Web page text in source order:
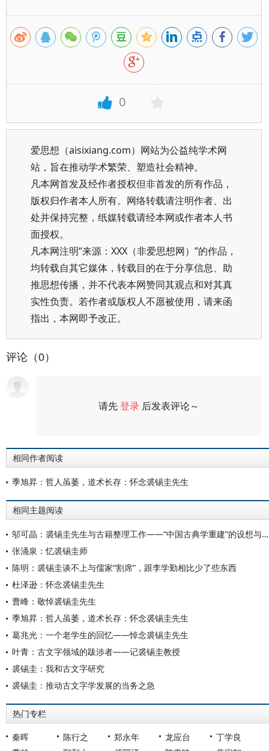
0
爱思想（aisixiang.com）网站为公益纯学术网
站，旨在推动学术繁荣、塑造社会精神。
凡本网首发及经作者授权但非首发的所有作品，
版权归作者本人所有。网络转载请注明作者、出
处并保持完整，纸媒转载请经本网或作者本人书
面授权。
凡本网注明“来源：XXX（非爱思想网）”的作品，
均转载自其它媒体，转载目的在于分享信息、助
推思想传播，并不代表本网赞同其观点和对其真
实性负责。若作者或版权人不愿被使用，请来函
指出，本网即予改正。
评论（0）
请先登录 后发表评论～
相同作者阅读
季旭昇：哲人虽萎，道术长存：怀念裘锡圭先生
相同主题阅读
邬可晶：裘锡圭先生与古籍整理工作——“中国古典学重建”的设想与实践
张涌泉：忆裘锡圭师
陈明：裘锡圭谈不上与儒家“割席”，跟李学勤相比少了些东西
杜泽逊：怀念裘锡圭先生
曹峰：敬悼裘锡圭先生
季旭昇：哲人虽萎，道术长存：怀念裘锡圭先生
葛兆光：一个老学生的回忆——悼念裘锡圭先生
叶青：古文字领域的跋涉者——记裘锡圭教授
裘锡圭：我和古文字研究
裘锡圭：推动古文字学发展的当务之急
热门专栏
秦晖 陈行之 郑永年 龙应台
丁学良